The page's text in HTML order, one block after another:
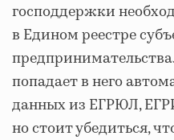
господдержки
в Едином реестре
попадает в него
данных из ЕГРЮЛ,
но стоит убедиться,